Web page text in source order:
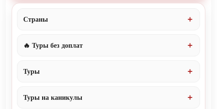
Страны
🔥 Туры без доплат
Туры
Туры на каникулы